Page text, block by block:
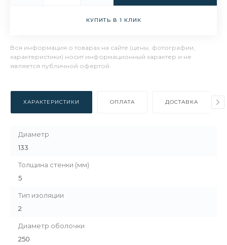
КУПИТЬ В 1 КЛИК
Вся информация о товарах на сайте (цены, фотографии,
характеристики) носит информационный характер и не
является публичной офертой.
ХАРАКТЕРИСТИКИ ОПЛАТА ДОСТАВКА
Диаметр
133
Толщина стенки (мм)
5
Тип изоляции
2
Диаметр оболочки
250